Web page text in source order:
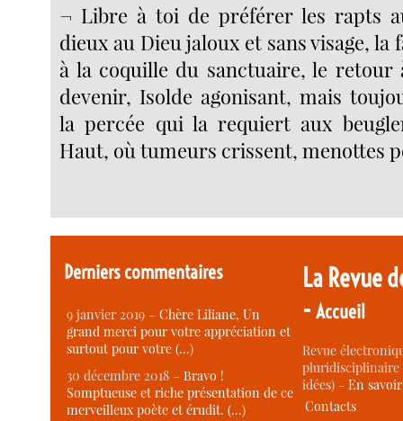
¬ Libre à toi de préférer les rapts
dieux au Dieu jaloux et sans visage, la
à la coquille du sanctuaire, le
devenir, Isolde agonisant, mais
la percée qui la requiert aux
Haut, où tumeurs crissent, menottes
Derniers commentaires
9 janvier 2019 –Chère Liliane, Un
grand merci pour votre appréciation et
surtout pour votre (…)
30 décembre 2018 –Bravo !
Somptueuse et riche présentation de ce
merveilleux poète et érudit. (…)
La Revue
-Accueil
Revue
idées) -En
Contacts